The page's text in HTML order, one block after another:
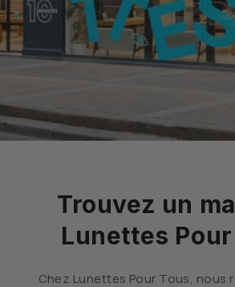
Trouvez un
Lunettes
Chez Lunettes Pour Tous, nous